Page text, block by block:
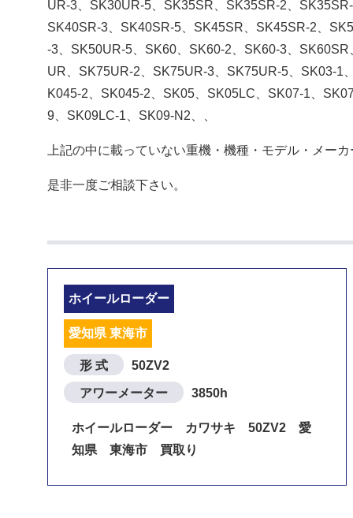
UR-3、SK30UR-5、SK35SR、SK35SR-2、
SK40SR-3、SK40SR-5、SK45SR、SK45SR-2、
-3、SK50UR-5、SK60、SK60-2、SK60-3、
UR、SK75UR-2、SK75UR-3、SK75UR-5、SK03-1
K045-2、SK045-2、SK05、SK05LC、SK07-1、
9、SK09LC-1、SK09-N2、、
上記の中に載っていない重機・機種・モデル・メー
是非一度ご相談下さい。
ホイールローダー
愛知県 東海市
形 式 50ZV2
アワーメーター 3850h
ホイールローダー カワサキ 50ZV2 愛
知県 東海市 買取り